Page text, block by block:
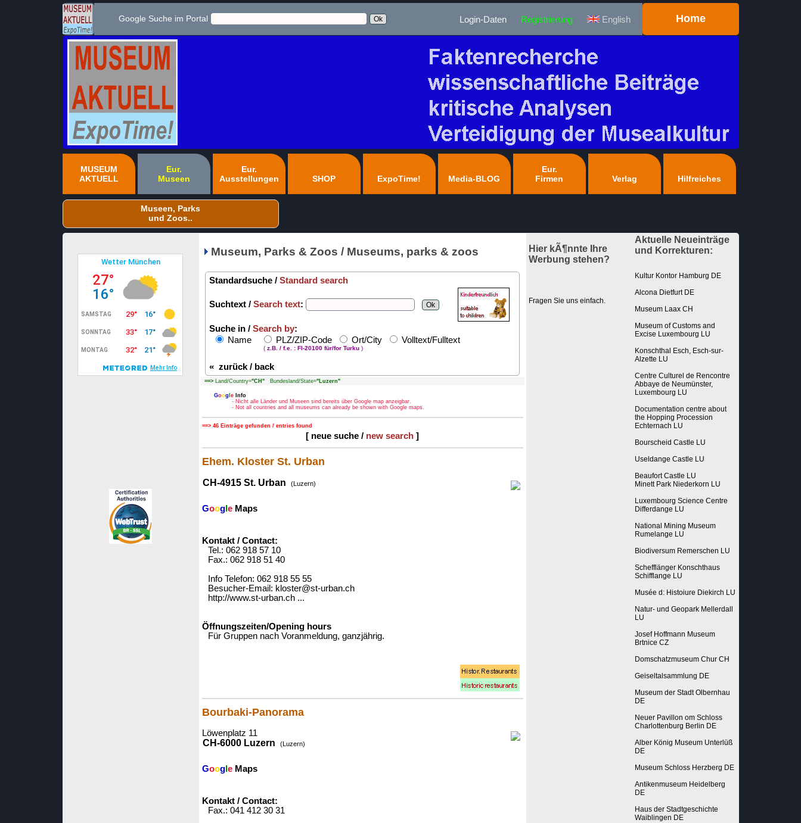
Google Suche im Portal Login-Daten Registrierung English Home
MUSEUM
AKTUELL
Eur.
Museen
Eur.
Ausstellungen
SHOP ExpoTime! Media-BLOG
Eur.
Firmen
Verlag Hilfreiches
Museen, Parks
und Zoos..
Museum, Parks & Zoos / Museums, parks & zoos
Standardsuche / Standard search
Suchtext / Search text:
Suche in / Search by:
Name
PLZ/ZIP-Code Ort/City Volltext/Fulltext
( z.B. / f.e. : FI-20100 für/for Turku )
« zurück / back
==>Land/Country="CH"Bundesland/State="Luzern"
Goog e
Info
- Nicht alle Länder und Museen sind bereits über Google map anzeigbar.
- Not all countries and all museums can already be shown with Google maps.
==> 46 Einträge gefunden / entries found
[ neue suche / new search ]
Ehem. Kloster St. Urban
CH-4915 St. Urban (Luzern)
Googl eMaps
Kontakt / Contact:
Tel.: 062 918 57 10
Fax.: 062 918 51 40
Info Telefon: 062 918 55 55
Besucher-Email: kloster@st-urban.ch
http://www.st-urban.ch ...
Öffnungszeiten/Opening hours
Für Gruppen nach Voranmeldung, ganzjährig.
Bourbaki-Panorama
Löwenplatz 11
CH-6000 Luzern (Luzern)
Googl eMaps
Kontakt / Contact:
Fax.: 041 412 30 31
Hier kÃ¶nnte Ihre
Werbung stehen?
Fragen Sie uns einfach.
Aktuelle Neueinträge
und Korrekturen:
Kultur Kontor Hamburg DE
Alcona Dietfurt DE
Museum Laax CH
Museum of Customs and
Excise Luxembourg LU
Konschthal Esch, Esch-sur-
Alzette LU
Centre Culturel de Rencontre
Abbaye de Neumünster,
Luxembourg LU
Documentation centre about
the Hopping Procession
Echternach LU
Bourscheid Castle LU
Useldange Castle LU
Beaufort Castle LU
Minett Park Niederkorn LU
Luxembourg Science Centre
Differdange LU
National Mining Museum
Rumelange LU
Biodiversum Remerschen LU
Schefflänger Konschthaus
Schifflange LU
Musée d: Histoiure Diekirch LU
Natur- und Geopark Mellerdall
LU
Josef Hoffmann Museum
Brtnice CZ
Domschatzmuseum Chur CH
Geiseltalsammlung DE
Museum der Stadt Olbernhau
DE
Neuer Pavillon om Schloss
Charlottenburg Berlin DE
Alber König Museum Unterlüß
DE
Museum Schloss Herzberg DE
Antikenmuseum Heidelberg
DE
Haus der Stadtgeschichte
Waiblingen DE